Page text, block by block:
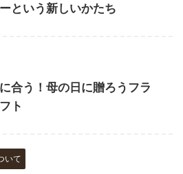
という新しいかたち
合う！母の日に贈ろうフラ
ト
いて